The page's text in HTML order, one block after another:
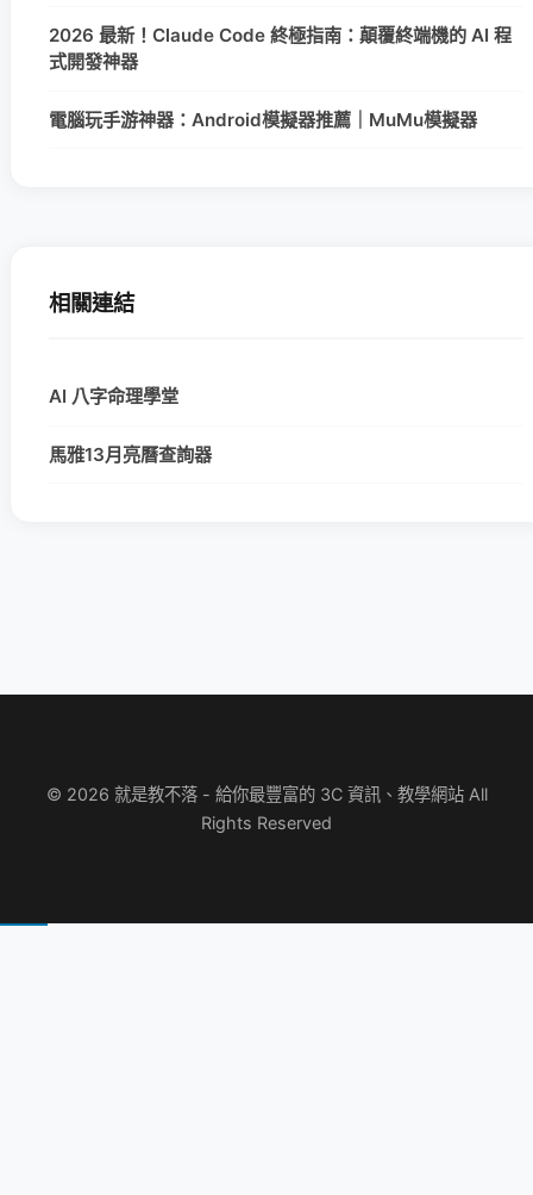
2026 最新！Claude Code 終極指南：顛覆終端機的 AI 程
式開發神器
電腦玩手游神器：Android模擬器推薦｜MuMu模擬器
相關連結
AI 八字命理學堂
馬雅13月亮曆查詢器
© 2026 就是教不落 - 給你最豐富的 3C 資訊、教學網站 All
Rights Reserved